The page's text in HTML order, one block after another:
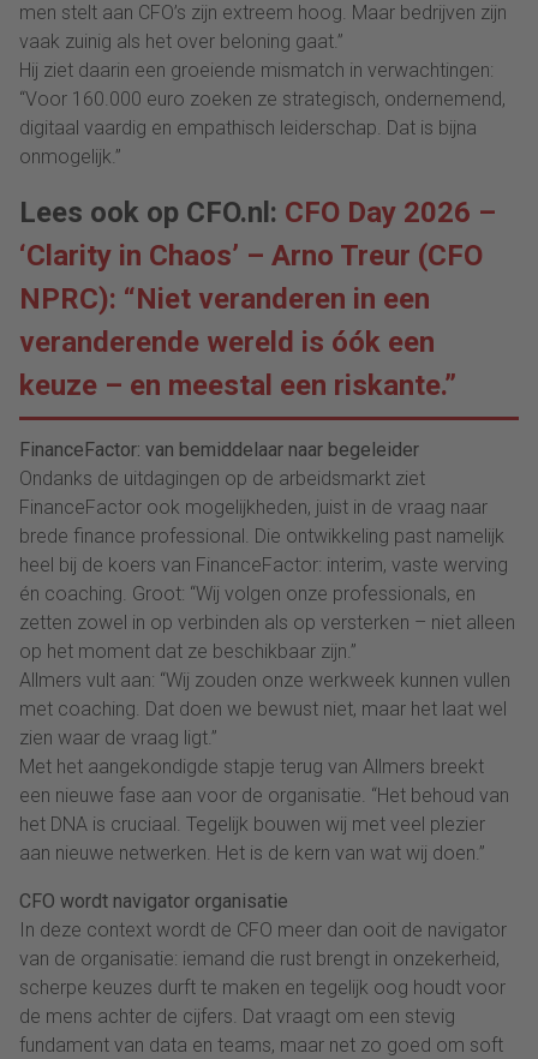
men stelt aan CFO’s zijn extreem hoog. Maar bedrijven zijn
vaak zuinig als het over beloning gaat.”
Hij ziet daarin een groeiende mismatch in verwachtingen:
“Voor 160.000 euro zoeken ze strategisch, ondernemend,
digitaal vaardig en empathisch leiderschap. Dat is bijna
onmogelijk.”
Lees ook op CFO.nl: CFO Day 2026 –
‘Clarity in Chaos’ – Arno Treur (CFO
NPRC): “Niet veranderen in een
veranderende wereld is óók een
keuze – en meestal een riskante.”
FinanceFactor: van bemiddelaar naar begeleider
Ondanks de uitdagingen op de arbeidsmarkt ziet
FinanceFactor ook mogelijkheden, juist in de vraag naar
brede finance professional. Die ontwikkeling past namelijk
heel bij de koers van FinanceFactor: interim, vaste werving
én coaching. Groot: “Wij volgen onze professionals, en
zetten zowel in op verbinden als op versterken – niet alleen
op het moment dat ze beschikbaar zijn.”
Allmers vult aan: “Wij zouden onze werkweek kunnen vullen
met coaching. Dat doen we bewust niet, maar het laat wel
zien waar de vraag ligt.”
Met het aangekondigde stapje terug van Allmers breekt
een nieuwe fase aan voor de organisatie. “Het behoud van
het DNA is cruciaal. Tegelijk bouwen wij met veel plezier
aan nieuwe netwerken. Het is de kern van wat wij doen.”
CFO wordt navigator organisatie
In deze context wordt de CFO meer dan ooit de navigator
van de organisatie: iemand die rust brengt in onzekerheid,
scherpe keuzes durft te maken en tegelijk oog houdt voor
de mens achter de cijfers. Dat vraagt om een stevig
fundament van data en teams, maar net zo goed om soft